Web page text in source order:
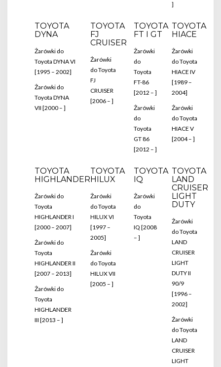
]
TOYOTA
DYNA
Żarówki do
Toyota DYNA VI
[1995 – 2002]
Żarówki do
Toyota DYNA
VII [2000 – ]
TOYOTA
FJ
CRUISER
Żarówki
do Toyota
FJ
CRUISER
[2006 – ]
TOYOTA
FT I GT
Żarówki
do
Toyota
FT-86
[2012 – ]
Żarówki
do
Toyota
GT 86
[2012 – ]
TOYOTA
HIACE
Żarówki
do Toyota
HIACE IV
[1989 –
2004]
Żarówki
do Toyota
HIACE V
[2004 – ]
TOYOTA
HIGHLANDER
Żarówki do
Toyota
HIGHLANDER I
[2000 – 2007]
Żarówki do
Toyota
HIGHLANDER II
[2007 – 2013]
Żarówki do
Toyota
HIGHLANDER
III [2013 – ]
TOYOTA
HILUX
Żarówki
do Toyota
HILUX VI
[1997 –
2005]
Żarówki
do Toyota
HILUX VII
[2005 – ]
TOYOTA
IQ
Żarówki
do
Toyota
IQ [2008
– ]
TOYOTA
LAND
CRUISER
LIGHT
DUTY
Żarówki
do Toyota
LAND
CRUISER
LIGHT
DUTY II
90/9
[1996 –
2002]
Żarówki
do Toyota
LAND
CRUISER
LIGHT